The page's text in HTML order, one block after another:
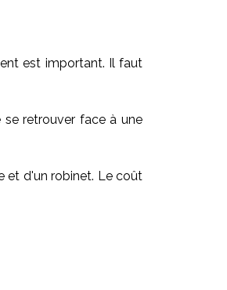
est important. Il faut
se retrouver face à une
et d'un robinet. Le coût